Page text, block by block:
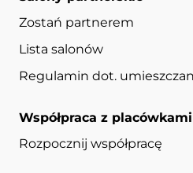
Zostań partnerem
Lista salonów
Regulamin dot.
Współpraca z
Rozpocznij współpracę